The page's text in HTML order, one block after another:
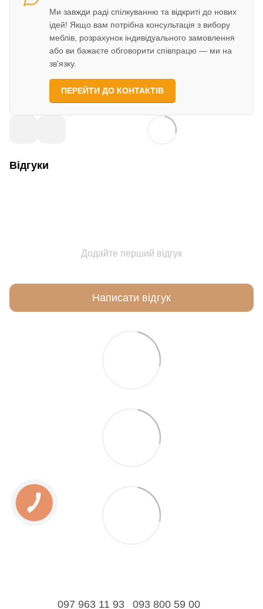
Ми завжди раді спілкуванню та відкриті до нових
ідей! Якщо вам потрібна консультація з вибору
меблів, розрахунок індивідуального замовлення
або ви бажаєте обговорити співпрацю — ми на
зв'язку.
ПЕРЕЙТИ ДО КОНТАКТІВ
Відгуки
Додайте перший відгук
Написати відгук
097 963 11 93 093 800 59 00